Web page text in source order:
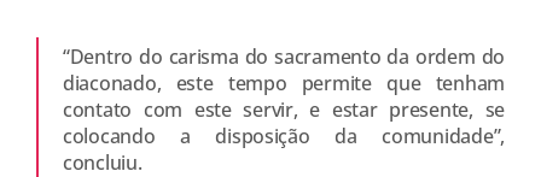
“Dentro do carisma do sacramento da ordem do
diaconado, este tempo permite que tenham
contato com este servir, e estar presente, se
colocando a disposição da comunidade”,
concluiu.